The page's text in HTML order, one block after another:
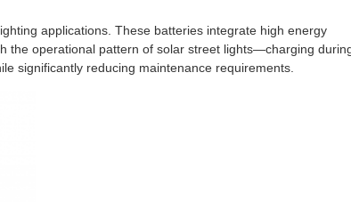
applications. These batteries integrate high energy
the operational pattern of solar street lights—charging
significantly reducing maintenance requirements.